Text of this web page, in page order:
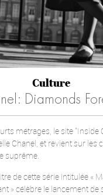
Culture
Diamonds
métrages, le site "Inside
Chanel, et revient sur les
suprême.
de cette série intitulée «
» célèbre le lancement de